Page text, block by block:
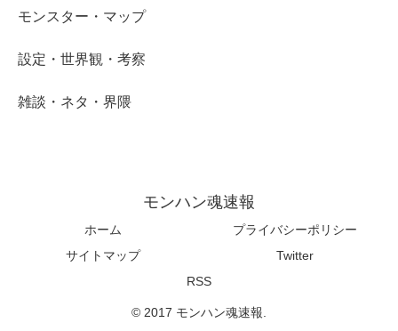
モンスター・マップ
設定・世界観・考察
雑談・ネタ・界隈
モンハン魂速報
ホーム
プライバシーポリシー
サイトマップ
Twitter
RSS
© 2017 モンハン魂速報.